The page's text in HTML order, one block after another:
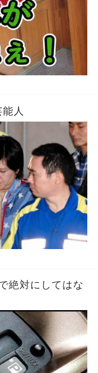
人
絶対にしてはな